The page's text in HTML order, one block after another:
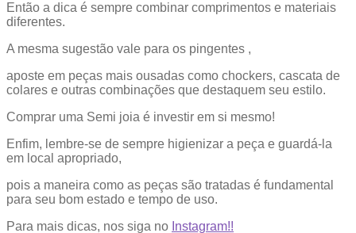
Então a dica é sempre combinar comprimentos e materiais
diferentes.
A mesma sugestão vale para os pingentes ,
aposte em peças mais ousadas como chockers, cascata de
colares e outras combinações que destaquem seu estilo.
Comprar uma Semi joia é investir em si mesmo!
Enfim, lembre-se de sempre higienizar a peça e guardá-la
em local apropriado,
pois a maneira como as peças são tratadas é fundamental
para seu bom estado e tempo de uso.
Para mais dicas, nos siga no Instagram!!